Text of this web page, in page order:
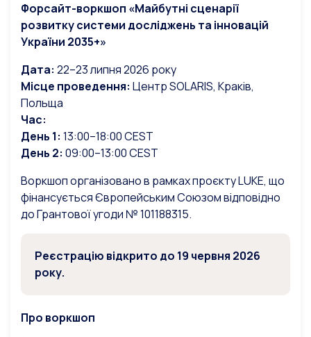
Форсайт-воркшоп «Майбутні сценарії
розвитку системи досліджень та інновацій
України 2035+»
Дата: 22–23 липня 2026 року
Місце проведення: Центр SOLARIS, Краків,
Польща
Час:
День 1: 13:00–18:00 CEST
День 2: 09:00–13:00 CEST
Воркшоп організовано в рамках проєкту LUKE, що
фінансується Європейським Союзом відповідно
до Грантової угоди № 101188315.
Реєстрацію відкрито до 19 червня 2026
року.
Про воркшоп